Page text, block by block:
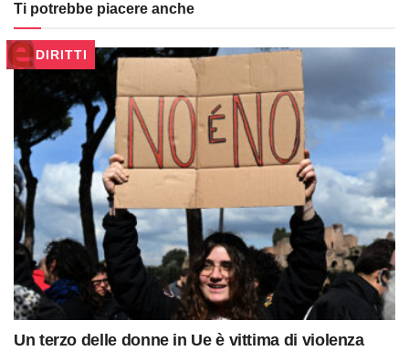
Ti potrebbe piacere anche
DIRITTI
Un terzo delle donne in Ue è vittima di violenza